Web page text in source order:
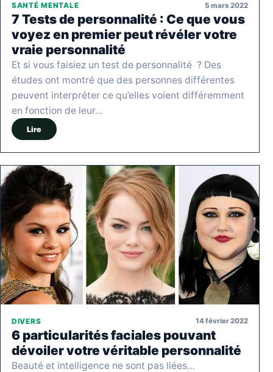
SANTÉ MENTALE 5 mars 2022
7 Tests de personnalité : Ce que vous
voyez en premier peut révéler votre
vraie personnalité
Et si vous faisiez un test de personnalité ? Des
études ont montré que des personnes différentes
peuvent interpréter ce qu’elles voient différemment
en fonction de leur…
Lire
DIVERS 14 février 2022
6 particularités faciales pouvant
dévoiler votre véritable personnalité
Beauté et intelligence ne sont pas liées…